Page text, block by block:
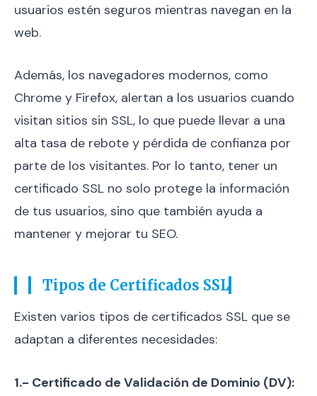
usuarios estén seguros mientras navegan en la
web.
Además, los navegadores modernos, como
Chrome y Firefox, alertan a los usuarios cuando
visitan sitios sin SSL, lo que puede llevar a una
alta tasa de rebote y pérdida de confianza por
parte de los visitantes. Por lo tanto, tener un
certificado SSL no solo protege la información
de tus usuarios, sino que también ayuda a
mantener y mejorar tu SEO.
Tipos de Certificados SSL
Existen varios tipos de certificados SSL que se
adaptan a diferentes necesidades:
1.- Certificado de Validación de Dominio (DV):